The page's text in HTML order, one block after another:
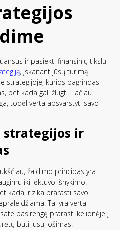
ir pasiekti finansinių tikslų
, įskaitant jūsų turimą
strategijoje, kurios pagrindas
bet kada gali žlugti. Tačiau
todėl verta apsvarstyti savo
strategijos ir
žaidimo principas yra
iki lėktuvo išnykimo.
kada, rizika prarasti savo
Tai yra verta
pasirengę prarasti kelionėje į
būti jūsų lošimas.